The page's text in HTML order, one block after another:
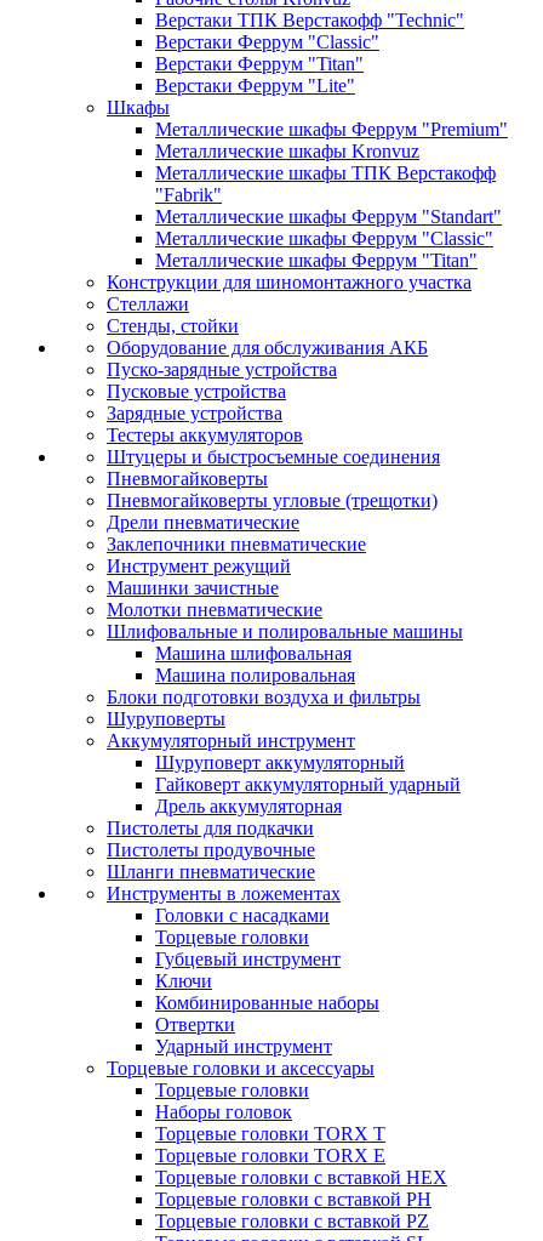
Верстаки ТПК Верстакофф "Technic"
Верстаки Феррум "Classic"
Верстаки Феррум "Titan"
Верстаки Феррум "Lite"
Шкафы
Металлические шкафы Феррум "Premium"
Металлические шкафы Kronvuz
Металлические шкафы ТПК Верстакофф
"Fabrik"
Металлические шкафы Феррум "Standart"
Металлические шкафы Феррум "Classic"
Металлические шкафы Феррум "Titan"
Конструкции для шиномонтажного участка
Стеллажи
Стенды, стойки
Оборудование для обслуживания АКБ
Пуско-зарядные устройства
Пусковые устройства
Зарядные устройства
Тестеры аккумуляторов
Штуцеры и быстросъемные соединения
Пневмогайковерты
Пневмогайковерты угловые (трещотки)
Дрели пневматические
Заклепочники пневматические
Инструмент режущий
Машинки зачистные
Молотки пневматические
Шлифовальные и полировальные машины
Машина шлифовальная
Машина полировальная
Блоки подготовки воздуха и фильтры
Шуруповерты
Аккумуляторный инструмент
Шуруповерт аккумуляторный
Гайковерт аккумуляторный ударный
Дрель аккумуляторная
Пистолеты для подкачки
Пистолеты продувочные
Шланги пневматические
Инструменты в ложементах
Головки с насадками
Торцевые головки
Губцевый инструмент
Ключи
Комбинированные наборы
Отвертки
Ударный инструмент
Торцевые головки и аксессуары
Торцевые головки
Наборы головок
Торцевые головки TORX T
Торцевые головки TORX Е
Торцевые головки с вставкой HEX
Торцевые головки с вставкой PH
Торцевые головки с вставкой PZ